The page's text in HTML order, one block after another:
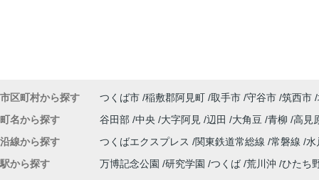
市区町村から探す つくば市 稲敷郡阿見町 取手市 守谷市 筑西市
町名から探す
谷田部 中央 大字阿見 辺田 大角豆 青柳 高見
沿線から探す
つくばエクスプレス 関東鉄道常総線 常磐線 水
駅から探す
万博記念公園 研究学園 つくば 荒川沖 ひたち